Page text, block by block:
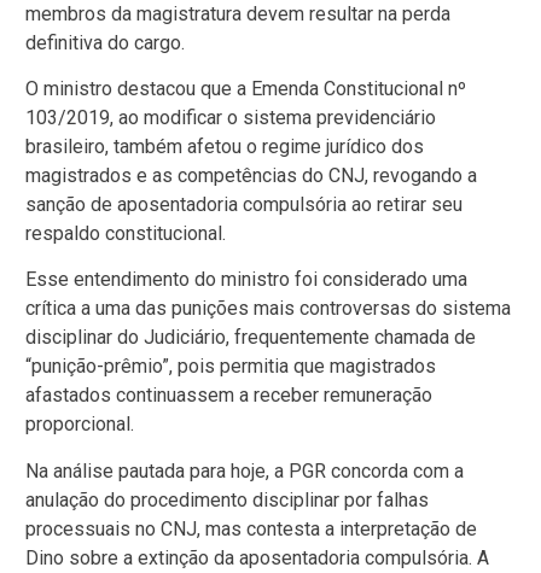
membros da magistratura devem resultar na perda
definitiva do cargo.
O ministro destacou que a Emenda Constitucional nº
103/2019, ao modificar o sistema previdenciário
brasileiro, também afetou o regime jurídico dos
magistrados e as competências do CNJ, revogando a
sanção de aposentadoria compulsória ao retirar seu
respaldo constitucional.
Esse entendimento do ministro foi considerado uma
crítica a uma das punições mais controversas do sistema
disciplinar do Judiciário, frequentemente chamada de
“punição-prêmio”, pois permitia que magistrados
afastados continuassem a receber remuneração
proporcional.
Na análise pautada para hoje, a PGR concorda com a
anulação do procedimento disciplinar por falhas
processuais no CNJ, mas contesta a interpretação de
Dino sobre a extinção da aposentadoria compulsória. A